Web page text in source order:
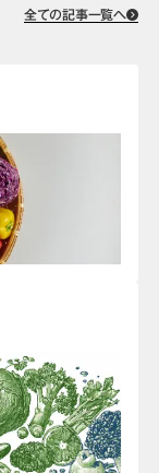
全ての記事一覧へ